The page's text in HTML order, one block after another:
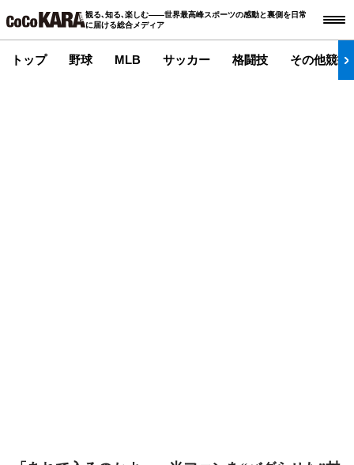
観る､知る､楽しむ――世界最高峰スポーツの感動と裏側を日常
に届ける総合メディア
トップ 野球 MLB サッカー 格闘技 その他競技